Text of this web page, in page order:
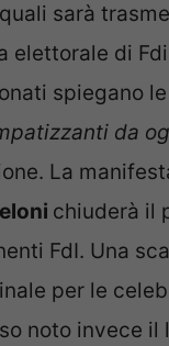
sarà
elettorale di
spiegano
da
La
chiuderà il
FdI. Una
per le
noto invece